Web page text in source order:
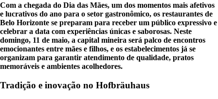
Com a chegada do Dia das Mães, um dos momentos mais afetivos
e lucrativos do ano para o setor gastronômico, os restaurantes de
Belo Horizonte se preparam para receber um público expressivo e
celebrar a data com experiências únicas e saborosas. Neste
domingo, 11 de maio, a capital mineira será palco de encontros
emocionantes entre mães e filhos, e os estabelecimentos já se
organizam para garantir atendimento de qualidade, pratos
memoráveis e ambientes acolhedores.
Tradição e inovação no Hofbräuhaus